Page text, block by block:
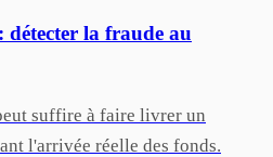
la fraude au
suffire à faire livrer un
l'arrivée réelle des fonds.